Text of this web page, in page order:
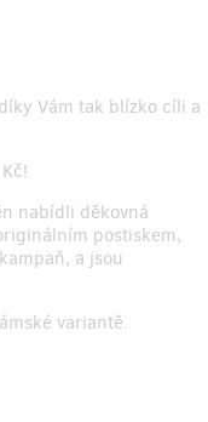
Vám tak blízko cíli a
nabídli děkovná
postiskem,
a jsou
variantě.